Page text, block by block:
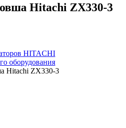
Hitachi ZX330-3
HITACHI
оборудования
Hitachi ZX330-3